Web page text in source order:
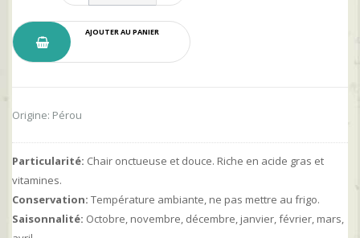
AJOUTER AU PANIER
Origine: Pérou
Particularité: Chair onctueuse et douce. Riche en acide gras et
vitamines.
Conservation: Température ambiante, ne pas mettre au frigo.
Saisonnalité: Octobre, novembre, décembre, janvier, février, mars,